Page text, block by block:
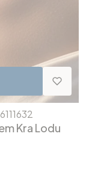
Kra Lodu